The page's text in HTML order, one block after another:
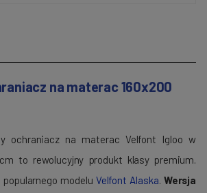
na materac 160x200
ochraniacz na materac Velfont Igloo w
to rewolucyjny produkt klasy premium.
modelu Velfont Alaska Wersja